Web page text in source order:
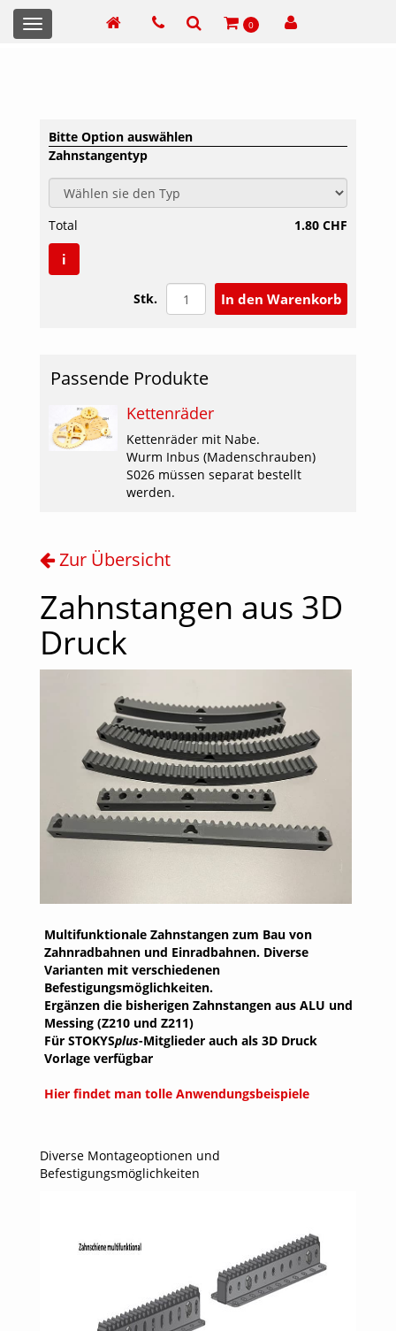
0
Toggle
navigation
Bitte Option auswählen
Zahnstangentyp
Total 1.80 CHF
Stk.
i
Passende Produkte
Kettenräder
Kettenräder mit Nabe.
Wurm Inbus (Madenschrauben)
S026 müssen separat bestellt
werden.
Zur Übersicht
Zahnstangen aus 3D
Druck
Multifunktionale Zahnstangen zum Bau von
Zahnradbahnen und Einradbahnen. Diverse
Varianten mit verschiedenen
Befestigungsmöglichkeiten.
Ergänzen die bisherigen Zahnstangen aus ALU und
Messing (Z210 und Z211)
Für STOKYSplus-Mitglieder auch als 3D Druck
Vorlage verfügbar
Hier findet man tolle Anwendungsbeispiele
Diverse Montageoptionen und
Befestigungsmöglichkeiten